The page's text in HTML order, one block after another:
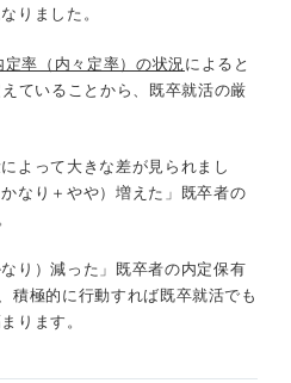
りました。
率（内々定率）の状況によると
ていることから、既卒就活の厳
よって大きな差が見られまし
なり＋やや）増えた」既卒者の
り）減った」既卒者の内定保有
積極的に行動すれば既卒就活でも
ります。